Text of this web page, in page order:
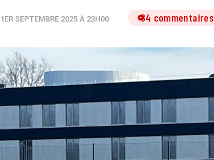
1ER SEPTEMBRE 2025 À 23H00 84 commentaires